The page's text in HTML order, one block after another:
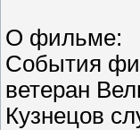
О фильме:
События
ветеран
Кузнецов